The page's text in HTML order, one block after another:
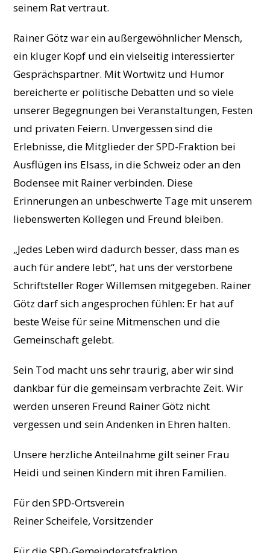
seinem Rat vertraut.
Rainer Götz war ein außergewöhnlicher Mensch,
ein kluger Kopf und ein vielseitig interessierter
Gesprächspartner. Mit Wortwitz und Humor
bereicherte er politische Debatten und so viele
unserer Begegnungen bei Veranstaltungen, Festen
und privaten Feiern. Unvergessen sind die
Erlebnisse, die Mitglieder der SPD-Fraktion bei
Ausflügen ins Elsass, in die Schweiz oder an den
Bodensee mit Rainer verbinden. Diese
Erinnerungen an unbeschwerte Tage mit unserem
liebenswerten Kollegen und Freund bleiben.
„Jedes Leben wird dadurch besser, dass man es
auch für andere lebt“, hat uns der verstorbene
Schriftsteller Roger Willemsen mitgegeben. Rainer
Götz darf sich angesprochen fühlen: Er hat auf
beste Weise für seine Mitmenschen und die
Gemeinschaft gelebt.
Sein Tod macht uns sehr traurig, aber wir sind
dankbar für die gemeinsam verbrachte Zeit. Wir
werden unseren Freund Rainer Götz nicht
vergessen und sein Andenken in Ehren halten.
Unsere herzliche Anteilnahme gilt seiner Frau
Heidi und seinen Kindern mit ihren Familien.
Für den SPD-Ortsverein
Reiner Scheifele, Vorsitzender